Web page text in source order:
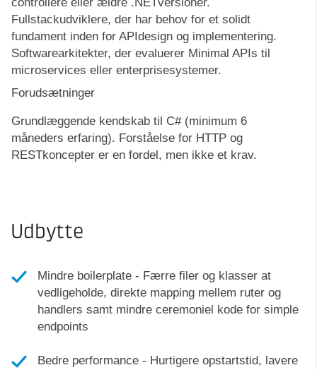
Fullstackudviklere, der har behov for et solidt
fundament inden for APIdesign og implementering.
Softwarearkitekter, der evaluerer Minimal APIs til
microservices eller enterprisesystemer.
Forudsætninger
Grundlæggende kendskab til C# (minimum 6
måneders erfaring). Forståelse for HTTP og
RESTkoncepter er en fordel, men ikke et krav.
Udbytte
Mindre boilerplate - Færre filer og klasser at
vedligeholde, direkte mapping mellem ruter og
handlers samt mindre ceremoniel kode for simple
endpoints
Bedre performance - Hurtigere opstartstid, lavere